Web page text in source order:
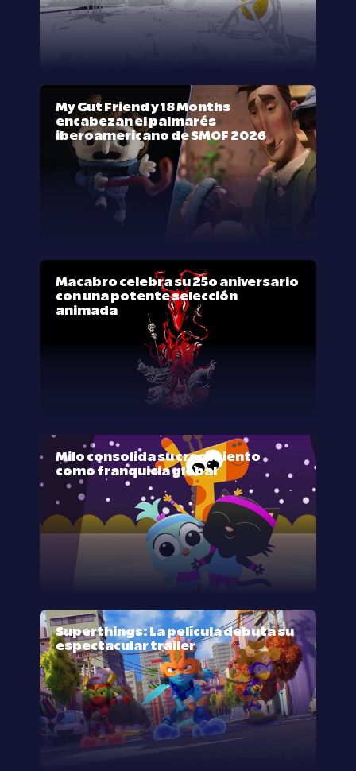
My Gut Friend y 18 Months
encabezan el palmarés
iberoamericano de SMOF 2026
Macabro celebra su 25º aniversario
con una potente selección
animada
Milo consolida su crecimiento
como franquicia global
Superthings: La película debuta su
espectacular trailer